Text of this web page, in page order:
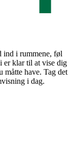
ind i rummene, føl
er klar til at vise dig
måtte have. Tag det
i dag.